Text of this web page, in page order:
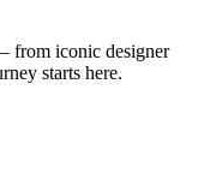
from iconic designer
starts here.